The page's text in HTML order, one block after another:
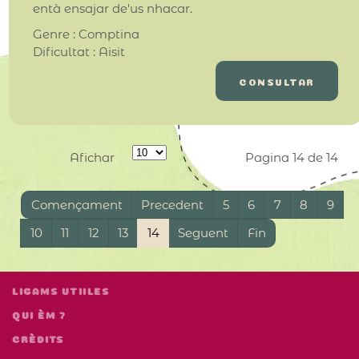
entà ensajar de'us nhacar.
Genre : Comptina
Dificultat : Aisit
CONSULTAR
Afichar Pagina 14 de 14
Començament Precedent 5 6 7 8
9
10
11 12 13 14 Seguent Fin
LIGAMS UTIILES
QUI ÈM ?
CRÈDITS